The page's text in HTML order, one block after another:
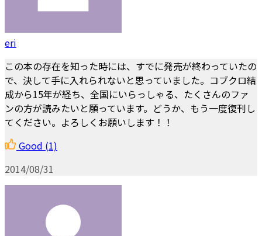
eri
この本の存在を知った時には、すでに発売が終わっていたの
で、決して手に入れられないと思っていました。コブクロ結
成から15年が経ち、全国にいらっしゃる、たくさんのファ
ンの方が読みたいと願っています。どうか、もう一度復刊し
てください。よろしくお願いします！！
Good (1)
2014/08/31